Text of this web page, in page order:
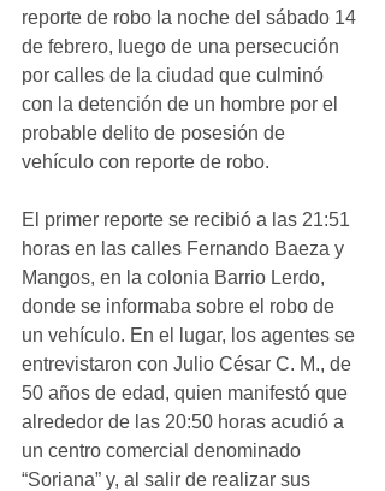
reporte de robo la noche del sábado 14
de febrero, luego de una persecución
por calles de la ciudad que culminó
con la detención de un hombre por el
probable delito de posesión de
vehículo con reporte de robo.
El primer reporte se recibió a las 21:51
horas en las calles Fernando Baeza y
Mangos, en la colonia Barrio Lerdo,
donde se informaba sobre el robo de
un vehículo. En el lugar, los agentes se
entrevistaron con Julio César C. M., de
50 años de edad, quien manifestó que
alrededor de las 20:50 horas acudió a
un centro comercial denominado
“Soriana” y, al salir de realizar sus